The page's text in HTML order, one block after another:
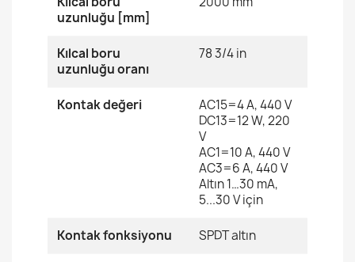
uzunluğu [mm]
Kılcal boru
uzunluğu oranı
78 3/4 in
Kontak değeri
AC15=4 A, 440 V
DC13=12 W, 220
V
AC1=10 A, 440 V
AC3=6 A, 440 V
Altın 1…30 mA,
5...30 V için
Kontak fonksiyonu SPDT altın